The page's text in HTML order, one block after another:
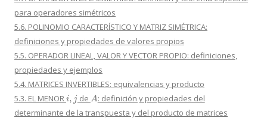
para operadores simétricos
5.6. POLINOMIO CARACTERÍSTICO Y MATRIZ SIMÉTRICA:
definiciones y propiedades de valores propios
5.5. OPERADOR LINEAL, VALOR Y VECTOR PROPIO: definiciones,
propiedades y ejemplos
5.4. MATRICES INVERTIBLES: equivalencias y producto
5.3. EL MENORi,j de A: definición y propiedades del
determinante de la transpuesta y del producto de matrices